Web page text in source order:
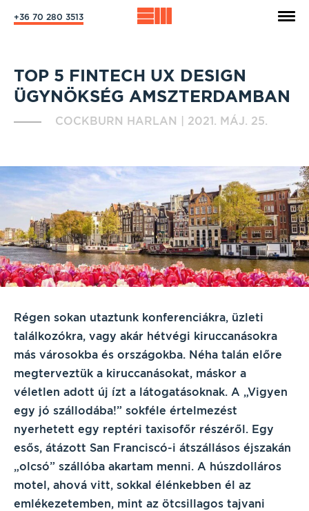
+36 70 280 3513
TOP 5 FINTECH UX DESIGN
ÜGYNÖKSÉG AMSZTERDAMBAN
COCKBURN HARLAN 2021. MÁJ. 25.
Régen sokan utaztunk konferenciákra, üzleti
találkozókra, vagy akár hétvégi kiruccanásokra
más városokba és országokba. Néha talán előre
megterveztük a kiruccanásokat, máskor a
véletlen adott új ízt a látogatásoknak. A „Vigyen
egy jó szállodába!” sokféle értelmezést
nyerhetett egy reptéri taxisofőr részéről. Egy
esős, átázott San Franciscó-i átszállásos éjszakán
„olcsó” szállóba akartam menni. A húszdolláros
motel, ahová vitt, sokkal élénkebben él az
emlékezetemben, mint az ötcsillagos tajvani